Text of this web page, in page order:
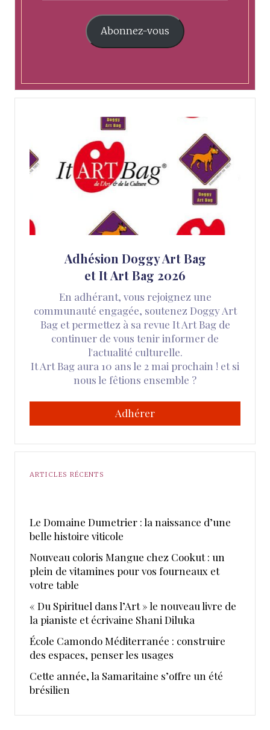
Abonnez-vous
Adhésion Doggy Art Bag
et It Art Bag 2026
En adhérant, vous rejoignez une
communauté engagée, soutenez Doggy Art
Bag et permettez à sa revue It Art Bag de
continuer de vous tenir informer de
l'actualité culturelle.
It Art Bag aura 10 ans le 2 mai prochain ! et si
nous le fêtions ensemble ?
Adhérer
ARTICLES RÉCENTS
Le Domaine Dumetrier : la naissance d’une
belle histoire viticole
Nouveau coloris Mangue chez Cookut : un
plein de vitamines pour vos fourneaux et
votre table
« Du Spirituel dans l’Art » le nouveau livre de
la pianiste et écrivaine Shani Diluka
École Camondo Méditerranée : construire
des espaces, penser les usages
Cette année, la Samaritaine s’offre un été
brésilien